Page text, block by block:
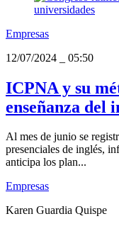
Empresas
12/07/2024
05:50
ICPNA y su
enseñanza del
Al mes de junio se
presenciales de inglés,
anticipa los plan...
Empresas
Karen Guardia Quispe